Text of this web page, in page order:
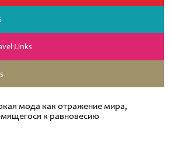
мода как отражение мира,
к равновесию
Links